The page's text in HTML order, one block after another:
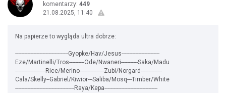
komentarzy: 449
21.08.2025, 11:40
Na papierze to wygląda ultra dobrze:
-----------------------------------Gyopke/Hav/Jesus-------------------------
Eze/Martinelli/Tros----------Ode/Nwaneri-----------Saka/Madu
--------------------Rice/Merino----------------Zubi/Norgard--------------
Cala/Skelly--Gabriel/Kiwior---Saliba/Mosq---Timber/White
---------------------------------------Raya/Kepa-----------------------------------